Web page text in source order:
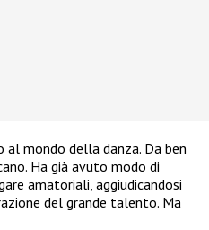
al mondo della danza. Da ben
Ha già avuto modo di
amatoriali, aggiudicandosi
del grande talento. Ma